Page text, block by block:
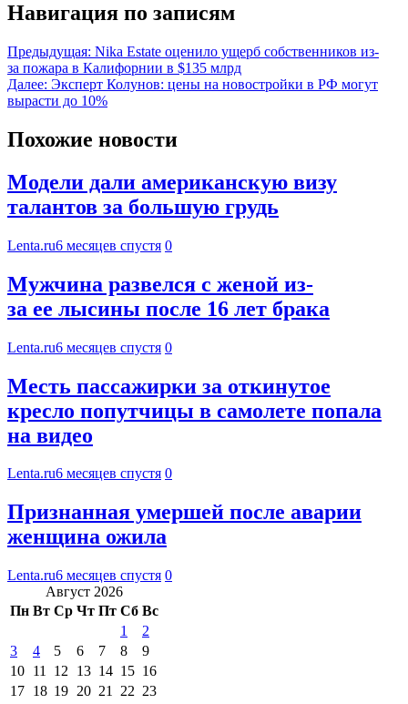
Навигация по записям
Предыдущая: Nika Estate оценило ущерб собственников из-
за пожара в Калифорнии в $135 млрд
Далее: Эксперт Колунов: цены на новостройки в РФ могут
вырасти до 10%
Похожие новости
Модели дали американскую визу
талантов за большую грудь
Lenta.ru6 месяцев спустя 0
Мужчина развелся с женой из-
за ее лысины после 16 лет брака
Lenta.ru6 месяцев спустя 0
Месть пассажирки за откинутое
кресло попутчицы в самолете попала
на видео
Lenta.ru6 месяцев спустя 0
Признанная умершей после аварии
женщина ожила
Lenta.ru6 месяцев спустя 0
Август 2026
Пн Вт Ср Чт Пт Сб Вс
1
2
3
4 5 6 7 8
9
10 11 12 13 14 15 16
17 18 19 20 21 22 23